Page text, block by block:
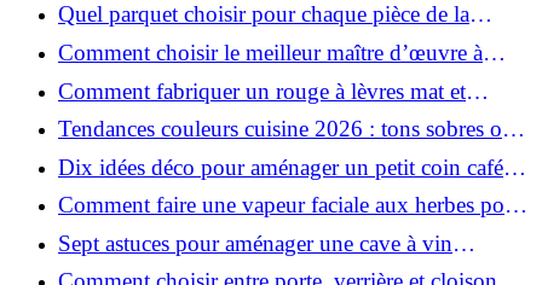
Quel parquet choisir pour chaque pièce de la
maison ?
Comment choisir le meilleur maître d’œuvre à
Grenoble en 2026 ?
Comment fabriquer un rouge à lèvres mat et
hydratant fait maison ?
Tendances couleurs cuisine 2026 : tons sobres ou
colorés, que choisir ?
Dix idées déco pour aménager un petit coin café
chez soi
Comment faire une vapeur faciale aux herbes pour
une peau plus saine et rajeunie ?
Sept astuces pour aménager une cave à vin
naturelle chez soi